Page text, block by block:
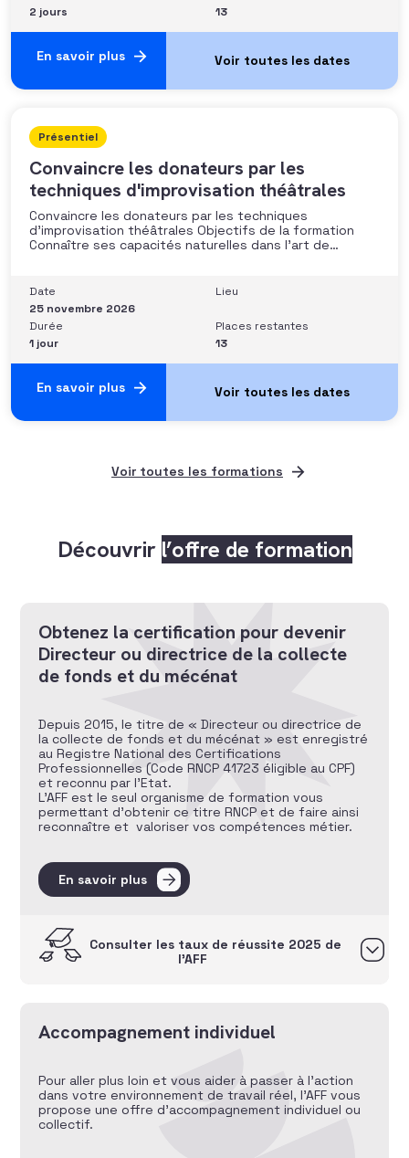
2 jours
13
En savoir plus
Présentiel
Convaincre les donateurs par les
techniques d'improvisation théâtrales
Convaincre les donateurs par les techniques
d’improvisation théâtrales Objectifs de la formation
Connaître ses capacités naturelles dans l’art de
conviction et sur quoi elle se fonde (mots, attitude, …),
quelle est sa situation de
Date
25 novembre 2026
Lieu
Durée
1 jour
Places restantes
13
En savoir plus
Voir toutes les formations
Découvrir l’offre de formation
Obtenez la certification pour devenir
Directeur ou directrice de la collecte
de fonds et du mécénat
Depuis 2015, le titre de « Directeur ou directrice de
la collecte de fonds et du mécénat » est enregistré
au Registre National des Certifications
Professionnelles (Code RNCP 41723 éligible au CPF)
et reconnu par l’Etat.
L’AFF est le seul organisme de formation vous
permettant d’obtenir ce titre RNCP et de faire ainsi
reconnaître et valoriser vos compétences métier.
En savoir plus
Consulter les taux de réussite 2025 de
l’AFF
Accompagnement individuel
Pour aller plus loin et vous aider à passer à l’action
dans votre environnement de travail réel, l’AFF vous
propose une offre d’accompagnement individuel ou
collectif.